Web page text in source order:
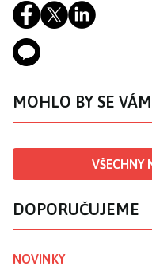
MOHLO BY SE
VŠECHNY
DOPORUČUJEME
NOVINKY